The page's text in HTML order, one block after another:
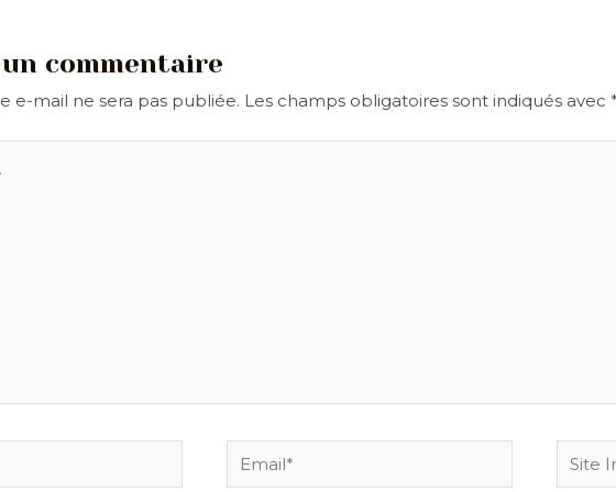
commentaire
e-mail ne sera pas publiée. Les champs obligatoires sont indiqués avec
Email*
Site